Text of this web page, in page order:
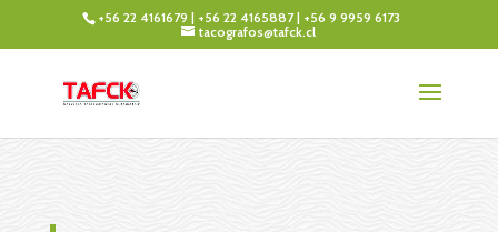
+56 22 4161679 | +56 22 4165887| +56 9 9959 6173
tacografos@tafck.cl